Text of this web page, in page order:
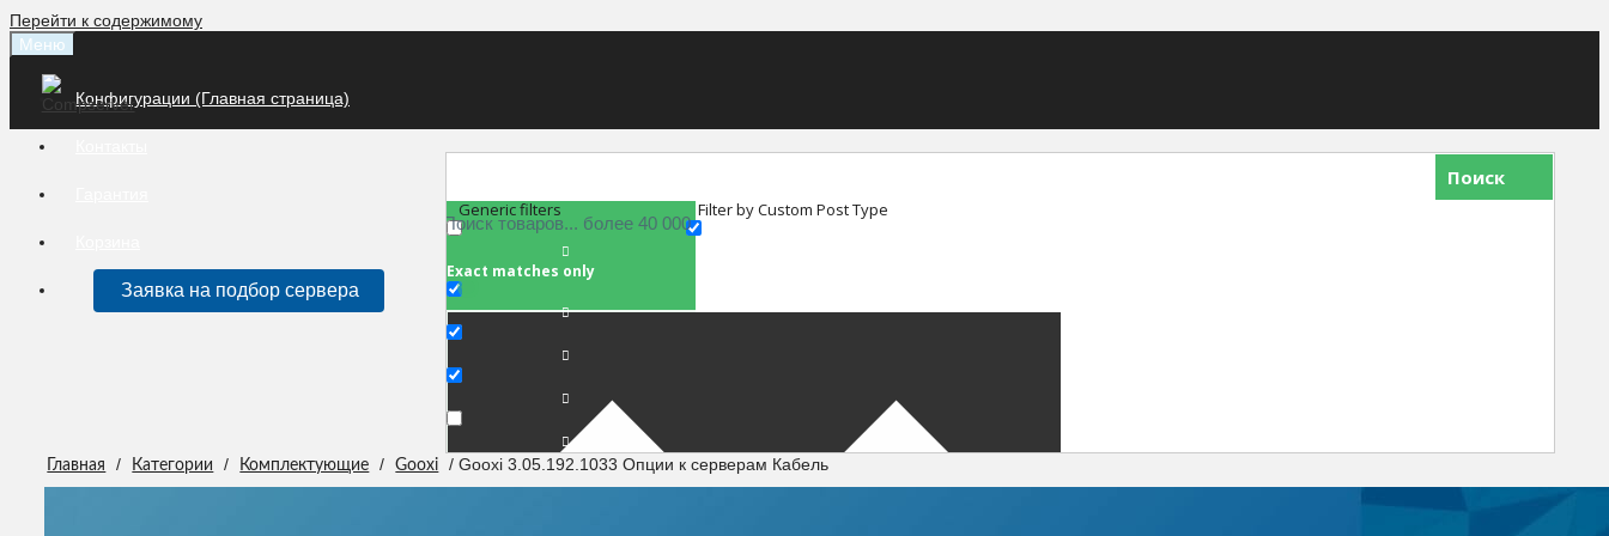
Перейти к содержимому
Меню
Конфигурации (Главная страница)
Заявка на подбор сервера
Поиск
Generic filters
Exact matches only
Filter by Custom Post Type
Главная / Категории / Комплектующие / Gooxi / Gooxi 3.05.192.1033 Опции к серверам Кабель